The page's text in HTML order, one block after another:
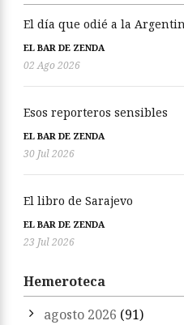
El día que odié a la
EL BAR DE ZENDA
02 Ago 2026
Esos reporteros sensibles
EL BAR DE ZENDA
30 Jul 2026
El libro de Sarajevo
EL BAR DE ZENDA
23 Jul 2026
Hemeroteca
agosto 2026 (91)